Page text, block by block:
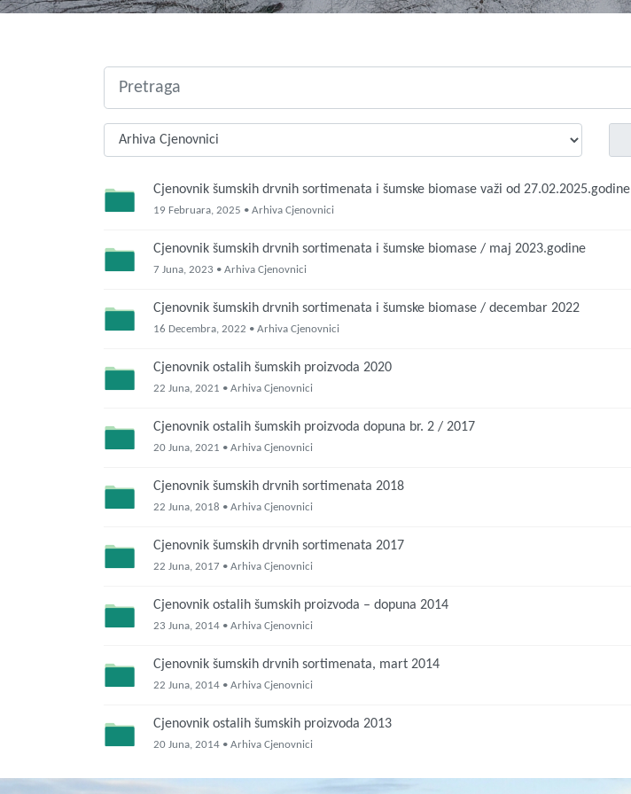
Cjenovnik šumskih drvnih sortimenata i šumske biomase važi od 27.02.2025.godine
19 Februara, 2025 • Arhiva Cjenovnici
Cjenovnik šumskih drvnih sortimenata i šumske biomase / maj 2023.godine
7 Juna, 2023 • Arhiva Cjenovnici
Cjenovnik šumskih drvnih sortimenata i šumske biomase / decembar 2022
16 Decembra, 2022 • Arhiva Cjenovnici
Cjenovnik ostalih šumskih proizvoda 2020
22 Juna, 2021 • Arhiva Cjenovnici
Cjenovnik ostalih šumskih proizvoda dopuna br. 2 / 2017
20 Juna, 2021 • Arhiva Cjenovnici
Cjenovnik šumskih drvnih sortimenata 2018
22 Juna, 2018 • Arhiva Cjenovnici
Cjenovnik šumskih drvnih sortimenata 2017
22 Juna, 2017 • Arhiva Cjenovnici
Cjenovnik ostalih šumskih proizvoda – dopuna 2014
23 Juna, 2014 • Arhiva Cjenovnici
Cjenovnik šumskih drvnih sortimenata, mart 2014
22 Juna, 2014 • Arhiva Cjenovnici
Cjenovnik ostalih šumskih proizvoda 2013
20 Juna, 2014 • Arhiva Cjenovnici